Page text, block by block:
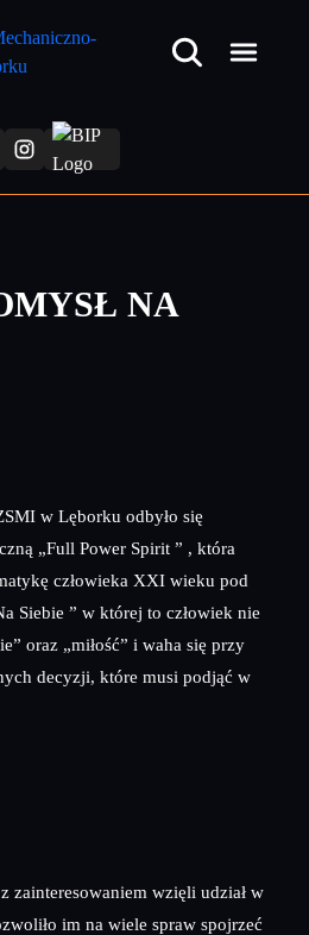
NA
w Lęborku odbyło się
„Full Power Spirit ” , która
człowieka XXI wieku pod
Siebie ” w której to człowiek nie
oraz „miłość” i waha się przy
decyzji, które musi podjąć w
zainteresowaniem wzięli udział w
im na wiele spraw spojrzeć